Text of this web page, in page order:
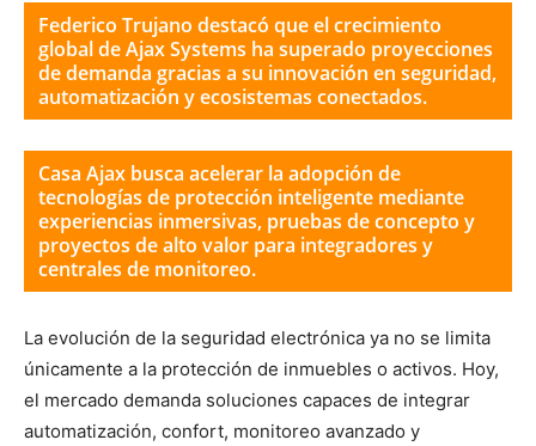
Federico Trujano destacó que el crecimiento
global de Ajax Systems ha superado proyecciones
de demanda gracias a su innovación en seguridad,
automatización y ecosistemas conectados.
Casa Ajax busca acelerar la adopción de
tecnologías de protección inteligente mediante
experiencias inmersivas, pruebas de concepto y
proyectos de alto valor para integradores y
centrales de monitoreo.
La evolución de la seguridad electrónica ya no se limita
únicamente a la protección de inmuebles o activos. Hoy,
el mercado demanda soluciones capaces de integrar
automatización, confort, monitoreo avanzado y